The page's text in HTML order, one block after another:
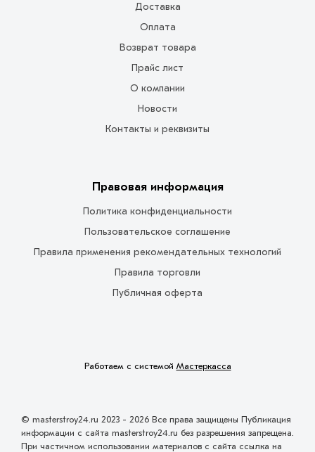
Доставка
Оплата
Возврат товара
Прайс лист
О компании
Новости
Контакты и реквизиты
Правовая информация
Политика конфиденциальности
Пользовательское соглашение
Правила применения рекомендательных технологий
Правила торговли
Публичная оферта
Работаем с системой Мастеркасса
© masterstroy24.ru 2023 - 2026 Все права защищены Публикация
информации с сайта masterstroy24.ru без разрешения запрещена.
При частичном использовании материалов с сайта ссылка на